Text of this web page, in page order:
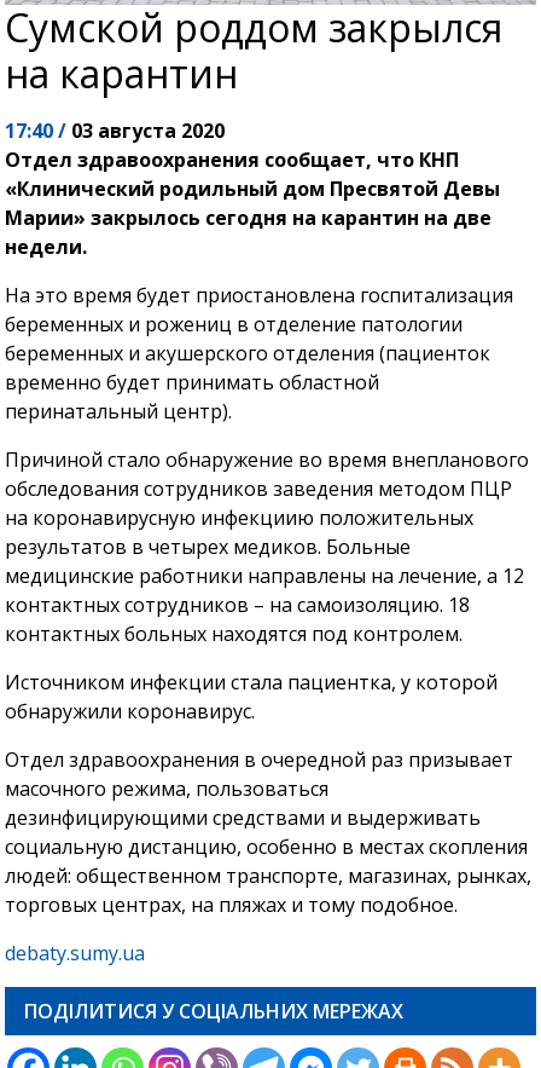
Сумской роддом закрылся
на карантин
17:40 / 03 августа 2020
Отдел здравоохранения сообщает, что КНП
«Клинический родильный дом Пресвятой Девы
Марии» закрылось сегодня на карантин на две
недели.
На это время будет приостановлена ​​госпитализация
беременных и рожениц в отделение патологии
беременных и акушерского отделения (пациенток
временно будет принимать областной
перинатальный центр).
Причиной стало обнаружение во время внепланового
обследования сотрудников заведения методом ПЦР
на коронавирусную инфекциию положительных
результатов в четырех медиков. Больные
медицинские работники направлены на лечение, а 12
контактных сотрудников – на самоизоляцию. 18
контактных больных находятся под контролем.
Источником инфекции стала пациентка, у которой
обнаружили коронавирус.
Отдел здравоохранения в очередной раз призывает
масочного режима, пользоваться
дезинфицирующими средствами и выдерживать
социальную дистанцию, особенно в местах скопления
людей: общественном транспорте, магазинах, рынках,
торговых центрах, на пляжах и тому подобное.
debaty.sumy.ua
ПОДІЛИТИСЯ У СОЦІАЛЬНИХ МЕРЕЖАХ